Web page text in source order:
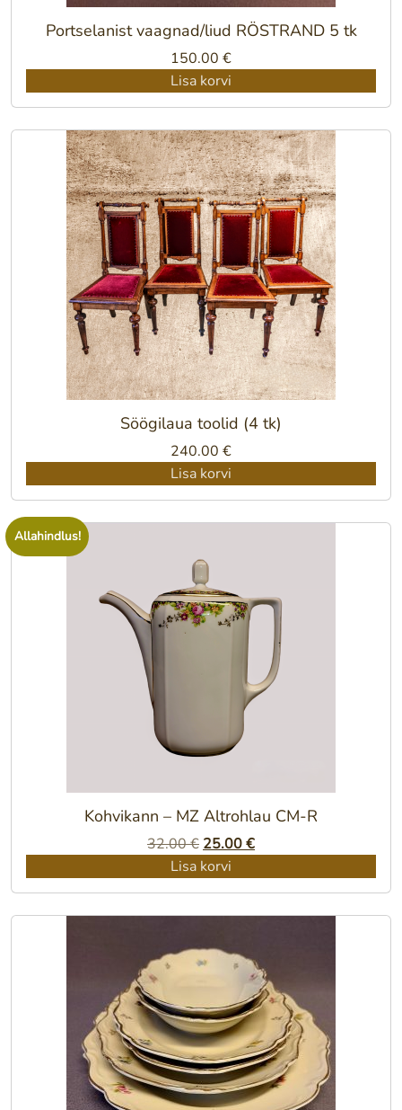
Portselanist vaagnad/liud RÖSTRAND 5 tk
150.00 €
Lisa korvi
Söögilaua toolid (4 tk)
240.00 €
Lisa korvi
Allahindlus!
Kohvikann – MZ Altrohlau CM-R
32.00€ Algne
hind
25.00€Praegune
Lisa korvi